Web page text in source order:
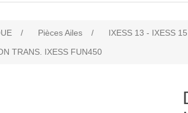
/ Pièces Ailes / IXESS 13 - IXESS
TRANS. IXESS FUN450